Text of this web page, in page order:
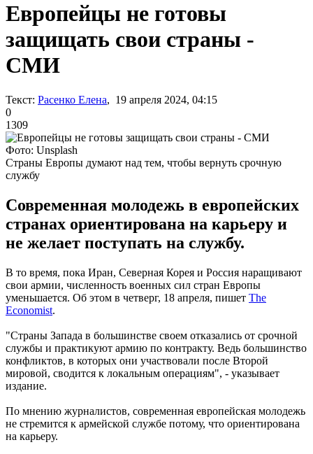
Европейцы не готовы
защищать свои страны -
СМИ
Текст: Расенко Елена, 19 апреля 2024, 04:15
0
1309
Фото: Unsplash
Страны Европы думают над тем, чтобы вернуть срочную
службу
Современная молодежь в европейских
странах ориентирована на карьеру и
не желает поступать на службу.
В то время, пока Иран, Северная Корея и Россия наращивают
свои армии, численность военных сил стран Европы
уменьшается. Об этом в четверг, 18 апреля, пишет The
Economist.
"Страны Запада в большинстве своем отказались от срочной
службы и практикуют армию по контракту. Ведь большинство
конфликтов, в которых они участвовали после Второй
мировой, сводится к локальным операциям", - указывает
издание.
По мнению журналистов, современная европейская молодежь
не стремится к армейской службе потому, что ориентирована
на карьеру.